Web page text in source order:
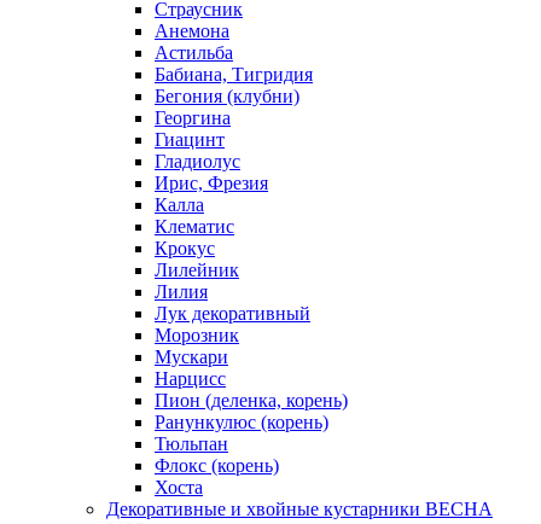
Страусник
Анемона
Астильба
Бабиана, Тигридия
Бегония (клубни)
Георгина
Гиацинт
Гладиолус
Ирис, Фрезия
Калла
Клематис
Крокус
Лилейник
Лилия
Лук декоративный
Морозник
Мускари
Нарцисс
Пион (деленка, корень)
Ранункулюс (корень)
Тюльпан
Флокс (корень)
Хоста
Декоративные и хвойные кустарники ВЕСНА